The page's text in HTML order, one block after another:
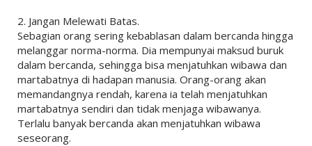
2. Jangan Melewati Batas.
Sebagian orang sering kebablasan dalam bercanda hingga
melanggar norma-norma. Dia mempunyai maksud buruk
dalam bercanda, sehingga bisa menjatuhkan wibawa dan
martabatnya di hadapan manusia. Orang-orang akan
memandangnya rendah, karena ia telah menjatuhkan
martabatnya sendiri dan tidak menjaga wibawanya.
Terlalu banyak bercanda akan menjatuhkan wibawa
seseorang.